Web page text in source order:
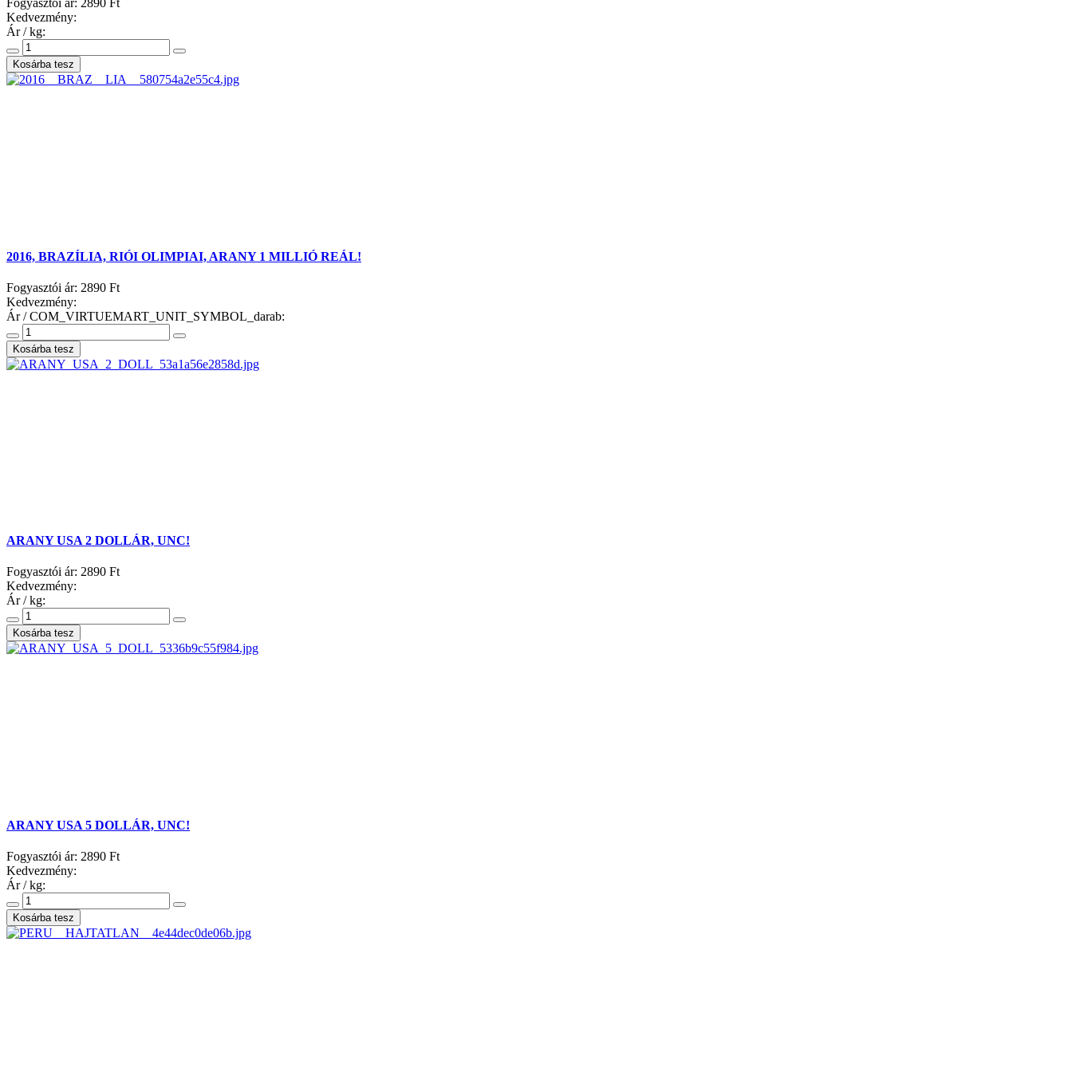
Fogyasztói ár: 2890 Ft
Kedvezmény:
Ár / kg:
2016, BRAZÍLIA, RIÓI OLIMPIAI, ARANY 1 MILLIÓ REÁL!
Fogyasztói ár: 2890 Ft
Kedvezmény:
Ár / COM_VIRTUEMART_UNIT_SYMBOL_darab:
ARANY USA 2 DOLLÁR, UNC!
Fogyasztói ár: 2890 Ft
Kedvezmény:
Ár / kg:
ARANY USA 5 DOLLÁR, UNC!
Fogyasztói ár: 2890 Ft
Kedvezmény:
Ár / kg: